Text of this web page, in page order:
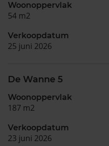
Woonoppervlak
54 m2
Verkoopdatum
25 juni 2026
De Wanne 5
Woonoppervlak
187 m2
Verkoopdatum
23 juni 2026